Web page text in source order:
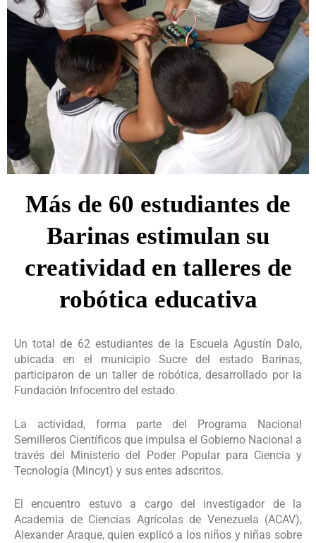
Más de 60 estudiantes de
Barinas estimulan su
creatividad en talleres de
robótica educativa
Un total de 62 estudiantes de la Escuela Agustín Dalo,
ubicada en el municipio Sucre del estado Barinas,
participaron de un taller de robótica, desarrollado por la
Fundación Infocentro del estado.
La actividad, forma parte del Programa Nacional
Semilleros Científicos que impulsa el Gobierno Nacional a
través del Ministerio del Poder Popular para Ciencia y
Tecnología (Mincyt) y sus entes adscritos.
El encuentro estuvo a cargo del investigador de la
Academia de Ciencias Agrícolas de Venezuela (ACAV),
Alexander Araque, quien explicó a los niños y niñas sobre